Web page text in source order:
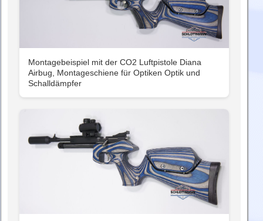
Montagebeispiel mit der CO2 Luftpistole Diana
Airbug, Montageschiene für Optiken Optik und
Schalldämpfer